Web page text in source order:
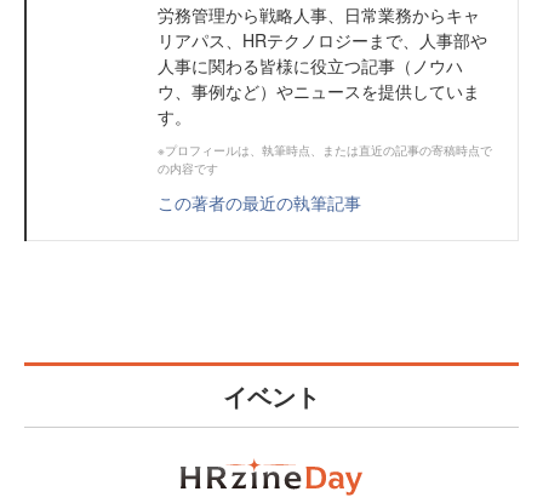
労務管理から戦略人事、日常業務からキャ
リアパス、HRテクノロジーまで、人事部や
人事に関わる皆様に役立つ記事（ノウハ
ウ、事例など）やニュースを提供していま
す。
※プロフィールは、執筆時点、または直近の記事の寄稿時点で
の内容です
この著者の最近の執筆記事
イベント